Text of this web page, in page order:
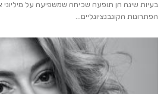
בעיות שינה הן תופעה שכיחה שמשפיעה על מיליוני
הפתרונות הקונבנציונליים...